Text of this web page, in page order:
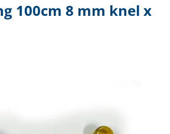
100cm 8 mm knel x